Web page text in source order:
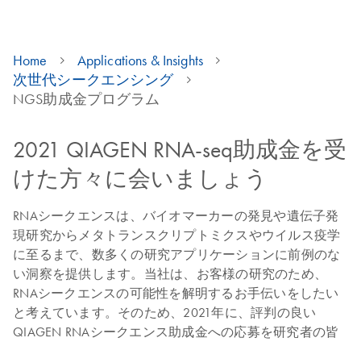
Home
Applications & Insights
次世代シークエンシング
NGS助成金プログラム
2021 QIAGEN RNA-seq助成金を受
けた方々に会いましょう
RNAシークエンスは、バイオマーカーの発見や遺伝子発
現研究からメタトランスクリプトミクスやウイルス疫学
に至るまで、数多くの研究アプリケーションに前例のな
い洞察を提供します。当社は、お客様の研究のため、
RNAシークエンスの可能性を解明するお手伝いをしたい
と考えています。そのため、2021年に、評判の良い
QIAGEN RNAシークエンス助成金への応募を研究者の皆